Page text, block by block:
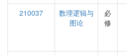
210037
数理逻辑与
图论
必
修